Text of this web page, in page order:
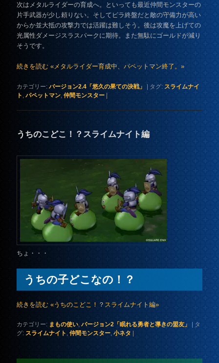
次はメタルライダーの育成へ。といっても最近仲間モンスターの
片手武器が少し頼りない。そしてピラ終盤だと敵の守備力が高い
からか並大抵の攻撃力では活躍は難しそう。後は攻魔を上げての
光属性ダメージスラスパークに期待。また無駄にゴールドが減り
そうです。
続きを読む «メタルライダー育成中、パペットマン終了。»
カテゴリー: バージョン2.4「悠久の果ての決戦」 | タグ: スライムナイ
ト ,パペットマン ,仲間モンスター |
うちのこどこ！？スライムナイト編
ちょ・・・
うちの子どこなの！？
続きを読む «うちのこどこ！？スライムナイト編»
カテゴリー: まもの使い,バージョン2「眠れる勇者と導きの盟友」
タ
グ: スライムナイト ,仲間モンスター,小ネタ